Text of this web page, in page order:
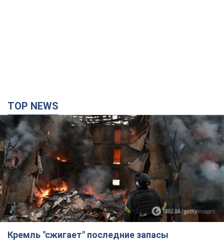
TOP NEWS
Кремль "сжигает" последние запасы